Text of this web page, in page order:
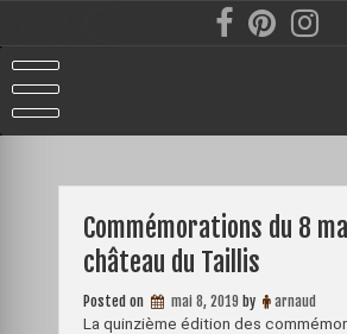
content
Commémorations du 8
château du Taillis
Posted on mai 8, 2019 by
arnaud
La quinzième édition des